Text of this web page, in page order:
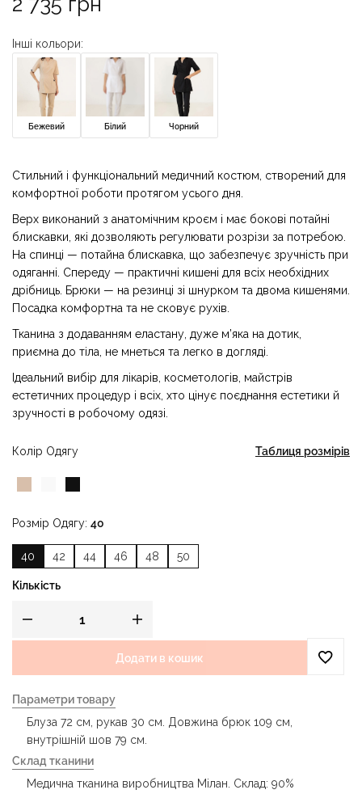
Інші кольори:
Бежевий Білий Чорний
Стильний і функціональний медичний костюм, створений для
комфортної роботи протягом усього дня.
Верх виконаний з анатомічним кроєм і має бокові потайні
блискавки, які дозволяють регулювати розрізи за потребою.
На спинці — потайна блискавка, що забезпечує зручність при
одяганні. Спереду — практичні кишені для всіх необхідних
дрібниць. Брюки — на резинці зі шнурком та двома кишенями.
Посадка комфортна та не сковує рухів.
Тканина з додаванням еластану, дуже м’яка на дотик,
приємна до тіла, не мнеться та легко в догляді.
Ідеальний вибір для лікарів, косметологів, майстрів
естетичних процедур і всіх, хто цінує поєднання естетики й
зручності в робочому одязі.
Колір Одягу
Розмір Одягу 40
40 42 44 46 48 50
Таблиця розмірів
Кількість
Додати в кошик
Параметри товару
Блуза 72 см, рукав 30 см. Довжина брюк 109 см,
внутрішній шов 79 см.
Склад тканини
Медична тканина виробництва Мілан. Склад: 90%